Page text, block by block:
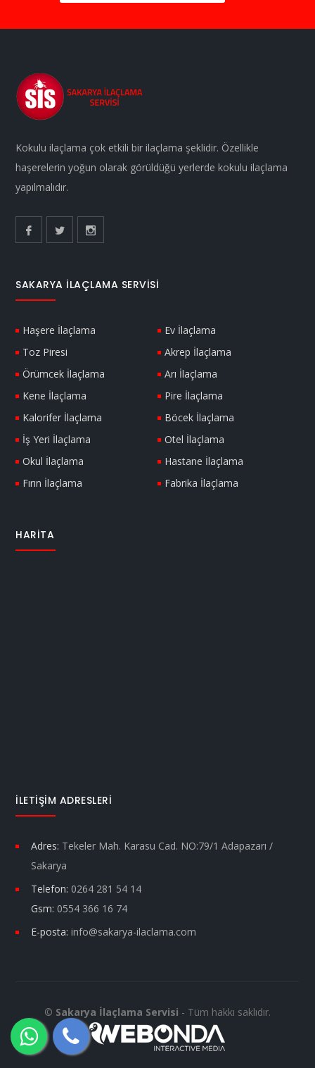
Kokulu ilaçlama çok etkili bir ilaçlama şeklidir. Özellikle
haşerelerin yoğun olarak görüldüğü yerlerde kokulu ilaçlama
yapılmalıdır.
SAKARYA İLAÇLAMA SERVISI
Haşere İlaçlama
Ev İlaçlama
Toz Piresi
Akrep İlaçlama
Örümcek İlaçlama
Arı İlaçlama
Kene İlaçlama
Pire İlaçlama
Kalorifer İlaçlama
Böcek İlaçlama
İş Yeri İlaçlama
Otel İlaçlama
Okul İlaçlama
Hastane İlaçlama
Fırın İlaçlama
Fabrika İlaçlama
HARITA
İLETIŞIM ADRESLERI
Adres: Tekeler Mah. Karasu Cad. NO:79/1 Adapazarı /
Sakarya
Telefon: 0264 281 54 14
Gsm: 0554 366 16 74
E-posta: info@sakarya-ilaclama.com
© Sakarya İlaçlama Servisi - Tüm hakkı saklıdır.